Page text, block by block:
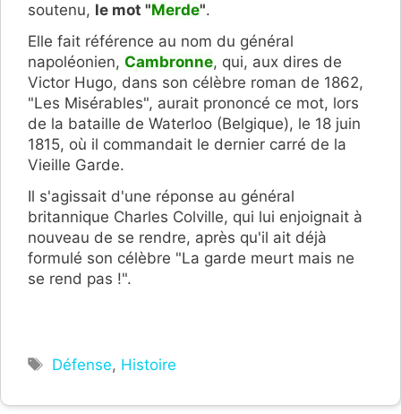
soutenu, le mot "Merde".
Elle fait référence au nom du général
napoléonien, Cambronne, qui, aux dires de
Victor Hugo, dans son célèbre roman de 1862,
"Les Misérables", aurait prononcé ce mot, lors
de la bataille de Waterloo (Belgique), le 18 juin
1815, où il commandait le dernier carré de la
Vieille Garde.
Il s'agissait d'une réponse au général
britannique Charles Colville, qui lui enjoignait à
nouveau de se rendre, après qu'il ait déjà
formulé son célèbre "La garde meurt mais ne
se rend pas !".
Étiquettes
Défense, Histoire